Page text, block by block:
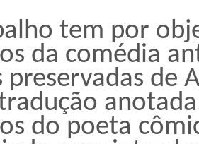
tem por
da comédia
preservadas de
ção
do poeta